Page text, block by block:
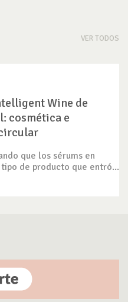
VER TODOS
Wine de
cosmética e
que los sérums en
de producto que entró...